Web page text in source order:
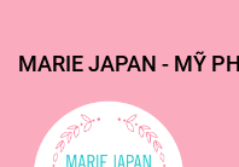
Feedback từ khách iu tại
MARIE JAPAN - MỸ